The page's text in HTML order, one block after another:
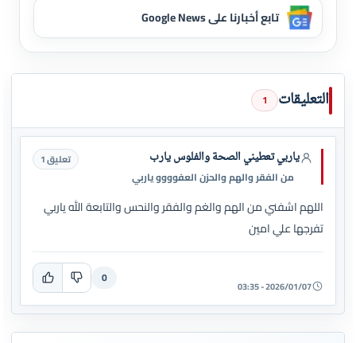
تابع أخبارنا على Google News
التعليقات 1
ياربي تعطيني الصحة والفلوس يارب
من الفقر والهم والحزن العفوووو ياربي
تعليق 1
اللهم اشفني من الهم والغم والفقر والنحس والتابعة الله ياربي
تفرجها علي امين
2026/01/07 - 03:35
0